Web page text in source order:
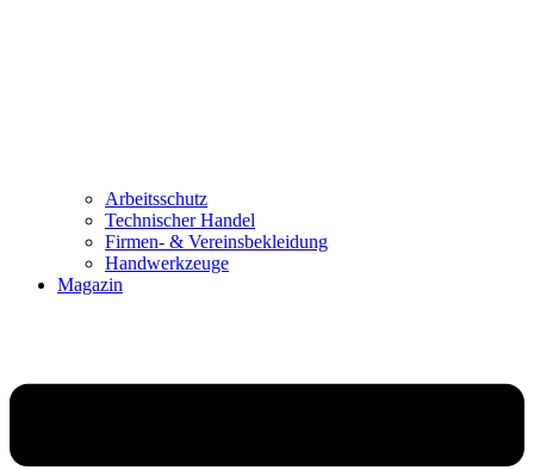
Arbeitsschutz
Technischer Handel
Firmen- & Vereinsbekleidung
Handwerkzeuge
Magazin